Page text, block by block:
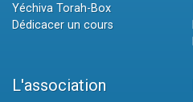
Yéchiva Torah-Box
Dédicacer un cours
L'association